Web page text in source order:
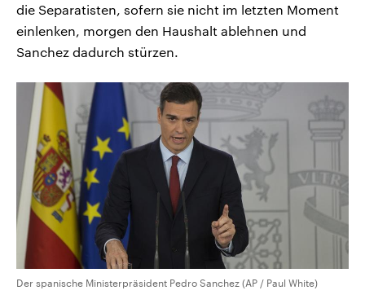
die Separatisten, sofern sie nicht im letzten Moment
einlenken, morgen den Haushalt ablehnen und
Sanchez dadurch stürzen.
Der spanische Ministerpräsident Pedro Sanchez (AP / Paul White)